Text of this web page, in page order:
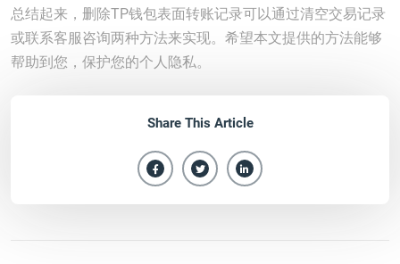
总结起来，删除TP钱包表面转账记录可以通过清空交易记录
或联系客服咨询两种方法来实现。希望本文提供的方法能够
帮助到您，保护您的个人隐私。
Share This Article